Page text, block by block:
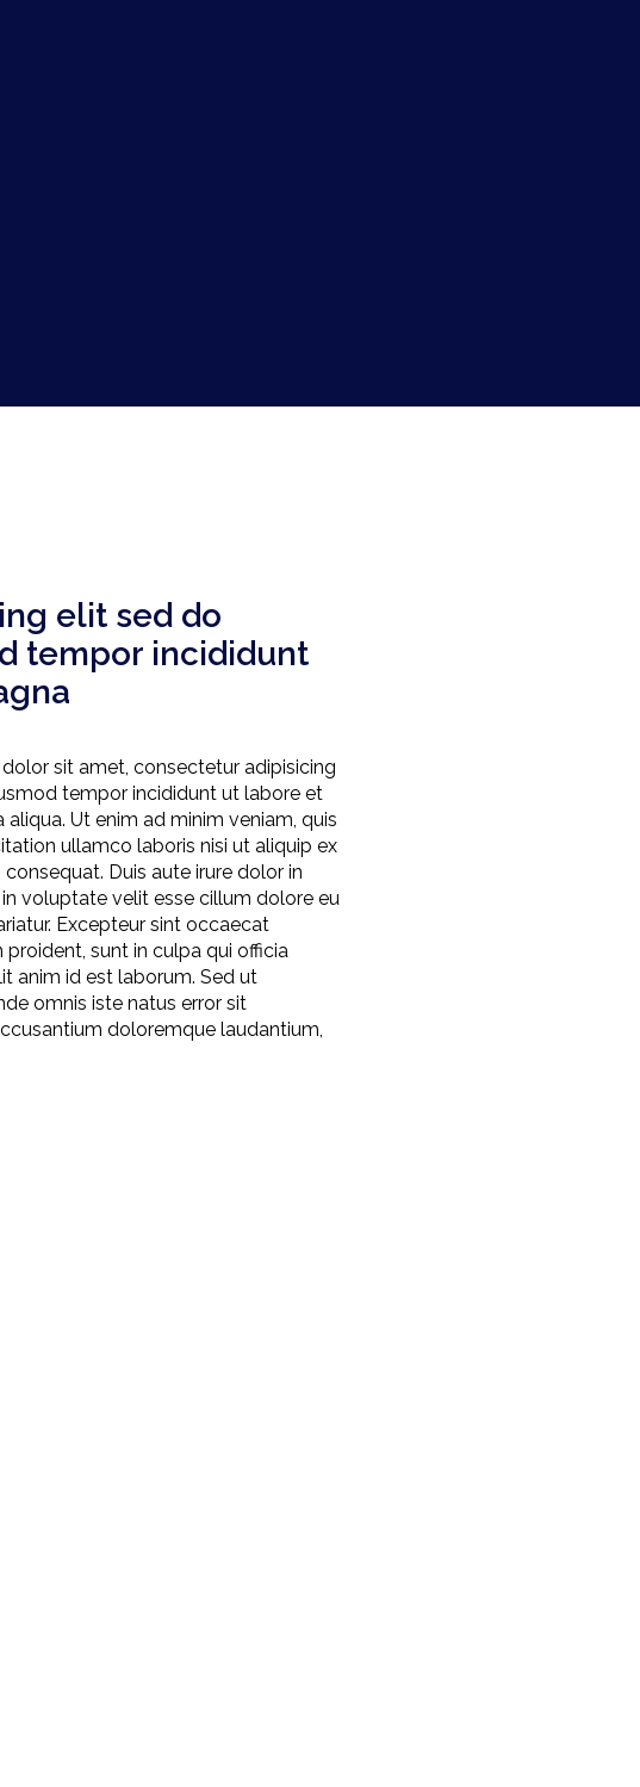
elit sed do
tempor incididunt
sit amet, consectetur adipisicing
tempor incididunt ut labore et
Ut enim ad minim veniam, quis
ullamco laboris nisi ut aliquip ex
Duis aute irure dolor in
voluptate velit esse cillum dolore eu
Excepteur sint occaecat
sunt in culpa qui officia
anim id est laborum. Sed ut
omnis iste natus error sit
doloremque laudantium,